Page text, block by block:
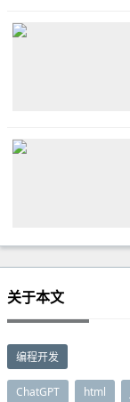
关于本文
编程开发
ChatGPT html